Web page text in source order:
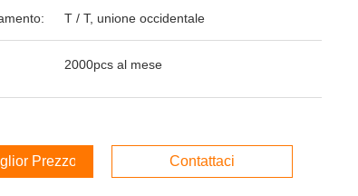
T / T, unione occidentale
2000pcs al mese
Prezzo Contattaci